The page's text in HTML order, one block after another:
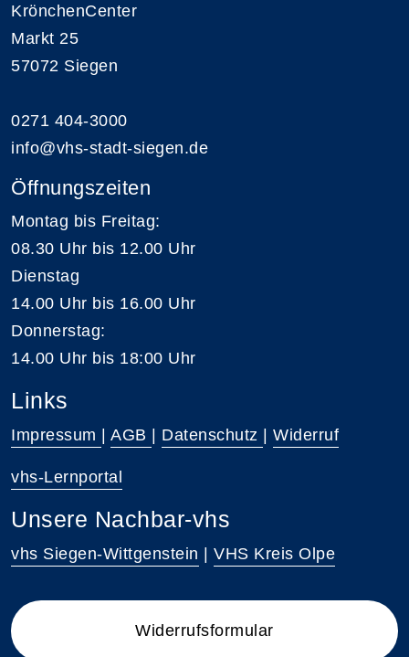
KrönchenCenter
Markt 25
57072 Siegen
0271 404-3000
info@vhs-stadt-siegen.de
Öffnungszeiten
Montag bis Freitag:
08.30 Uhr bis 12.00 Uhr
Dienstag
14.00 Uhr bis 16.00 Uhr
Donnerstag:
14.00 Uhr bis 18:00 Uhr
Links
Impressum | AGB | Datenschutz | Widerruf
vhs-Lernportal
Unsere Nachbar-vhs
vhs Siegen-Wittgenstein | VHS Kreis Olpe
Widerrufsformular